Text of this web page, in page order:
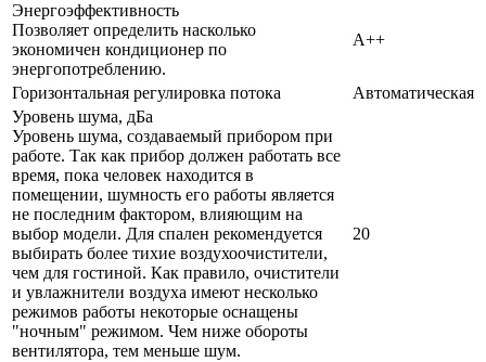
Энергоэффективность
Позволяет определить насколько
экономичен кондиционер по
энергопотреблению.
A++
Горизонтальная регулировка потока
Автоматическая
Уровень шума, дБа
Уровень шума, создаваемый прибором при
работе. Так как прибор должен работать все
время, пока человек находится в
помещении, шумность его работы является
не последним фактором, влияющим на
выбор модели. Для спален рекомендуется
выбирать более тихие воздухоочистители,
чем для гостиной. Как правило, очистители
и увлажнители воздуха имеют несколько
режимов работы некоторые оснащены
"ночным" режимом. Чем ниже обороты
вентилятора, тем меньше шум.
20